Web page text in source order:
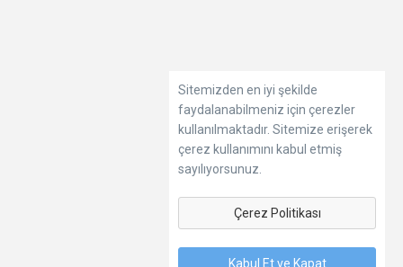
Sitemizden en iyi şekilde
faydalanabilmeniz için çerezler
kullanılmaktadır. Sitemize erişerek
çerez kullanımını kabul etmiş
sayılıyorsunuz.
Çerez Politikası
Kabul Et ve Kapat